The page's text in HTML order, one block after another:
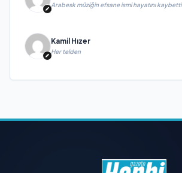
Arabesk müziğin efsane ismi hayatını kaybetti
Kamil Hızer
Her telden